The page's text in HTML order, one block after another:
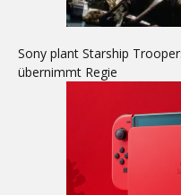
Sony plant Starship
übernimmt Regie